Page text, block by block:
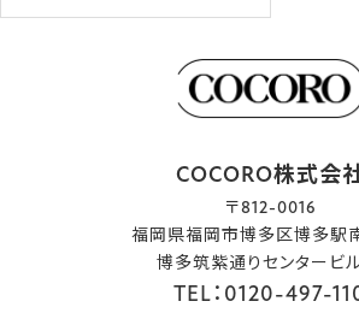
COCORO株式会
〒812-0016
福岡県福岡市博多区博多駅
博多筑紫通りセンタービ
TEL：0120-497-